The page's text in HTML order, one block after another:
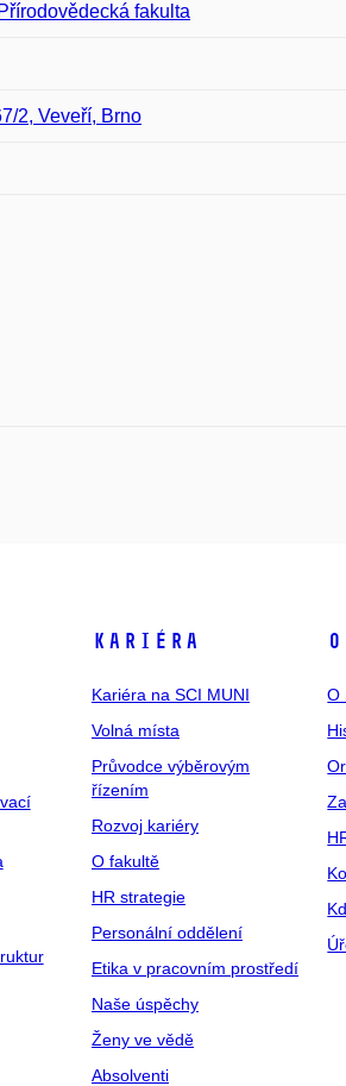
Přírodovědecká fakulta
2, Veveří, Brno
Kariéra
Kariéra na SCI MUNI
Volná místa
Průvodce výběrovým
řízením
Rozvoj kariéry
O fakultě
HR strategie
Personální oddělení
Etika v pracovním prostředí
Naše úspěchy
Ženy ve vědě
Absolventi
O